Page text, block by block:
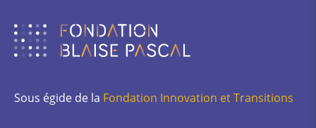
Sous égide de la Fondation Innovation et Transitions